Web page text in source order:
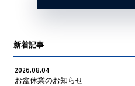
新着記事
2026.08.04
お盆休業のお知らせ